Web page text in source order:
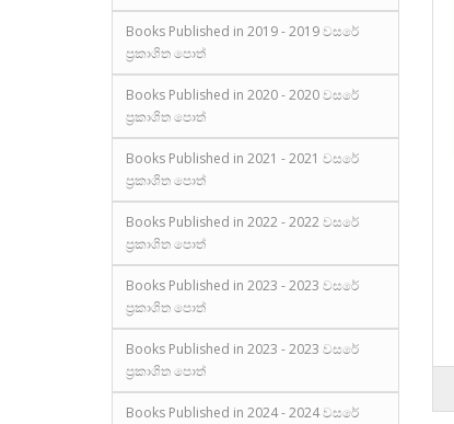
Books Published in 2019 - 2019 වසරේ
ප්‍රකාශිත පොත්
Books Published in 2020 - 2020 වසරේ
ප්‍රකාශිත පොත්
Books Published in 2021 - 2021 වසරේ
ප්‍රකාශිත පොත්
Books Published in 2022 - 2022 වසරේ
ප්‍රකාශිත පොත්
Books Published in 2023 - 2023 වසරේ
ප්‍රකාශිත පොත්
Books Published in 2023 - 2023 වසරේ
ප්‍රකාශිත පොත්
Books Published in 2024 - 2024 වසරේ